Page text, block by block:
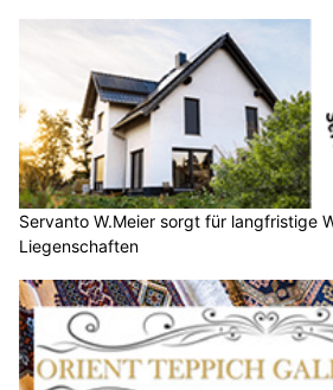
Servanto W.Meier sorgt für langfristige
Liegenschaften